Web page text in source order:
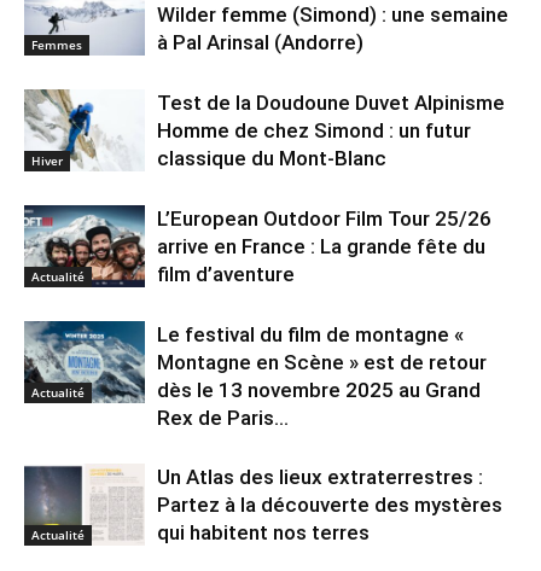
Femmes
Wilder femme (Simond) : une semaine
à Pal Arinsal (Andorre)
Hiver
Test de la Doudoune Duvet Alpinisme
Homme de chez Simond : un futur
classique du Mont-Blanc
Actualité
L’European Outdoor Film Tour 25/26
arrive en France : La grande fête du
film d’aventure
Actualité
Le festival du film de montagne «
Montagne en Scène » est de retour
dès le 13 novembre 2025 au Grand
Rex de Paris...
Actualité
Un Atlas des lieux extraterrestres :
Partez à la découverte des mystères
qui habitent nos terres